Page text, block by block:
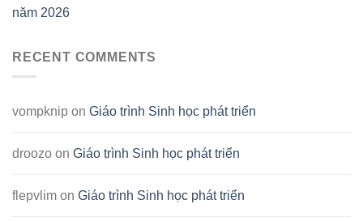
năm 2026
RECENT COMMENTS
vompknip on Giáo trình Sinh học phát triển
droozo on Giáo trình Sinh học phát triển
flepvlim on Giáo trình Sinh học phát triển